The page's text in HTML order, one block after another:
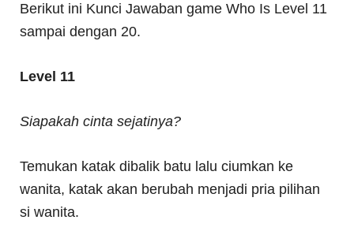
Berikut ini Kunci Jawaban game Who Is Level 11
sampai dengan 20.
Level 11
Siapakah cinta sejatinya?
Temukan katak dibalik batu lalu ciumkan ke
wanita, katak akan berubah menjadi pria pilihan
si wanita.